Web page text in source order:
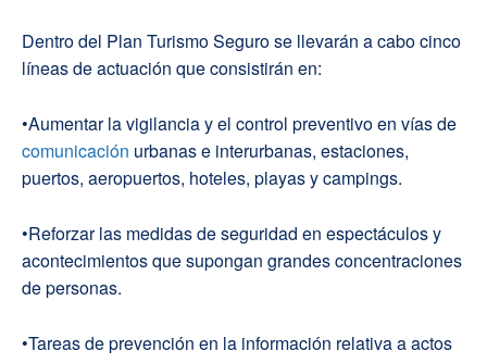
Dentro del Plan Turismo Seguro se llevarán a cabo cinco
líneas de actuación que consistirán en:
•Aumentar la vigilancia y el control preventivo en vías de
comunicación urbanas e interurbanas, estaciones,
puertos, aeropuertos, hoteles, playas y campings.
•Reforzar las medidas de seguridad en espectáculos y
acontecimientos que supongan grandes concentraciones
de personas.
•Tareas de prevención en la información relativa a actos